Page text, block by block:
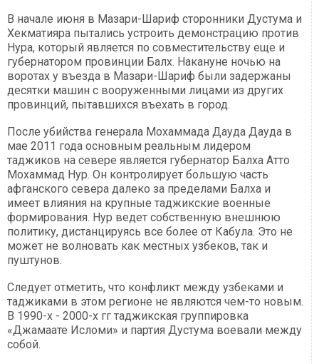
В начале июня в Мазари-Шариф сторонники Дустума и
Хекматияра пытались устроить демонстрацию против
Нура, который является по совместительству еще и
губернатором провинции Балх. Накануне ночью на
воротах у въезда в Мазари-Шариф были задержаны
десятки машин с вооруженными лицами из других
провинций, пытавшихся въехать в город.
После убийства генерала Мохаммада Дауда Дауда в
мае 2011 года основным реальным лидером
таджиков на севере является губернатор Балха Атто
Мохаммад Нур. Он контролирует большую часть
афганского севера далеко за пределами Балха и
имеет влияния на крупные таджикские военные
формирования. Нур ведет собственную внешнюю
политику, дистанцируясь все более от Кабула. Это не
может не волновать как местных узбеков, так и
пуштунов.
Следует отметить, что конфликт между узбеками и
таджиками в этом регионе не являются чем-то новым.
В 1990-х - 2000-х гг таджикская группировка
«Джамаате Исломи» и партия Дустума воевали между
собой.